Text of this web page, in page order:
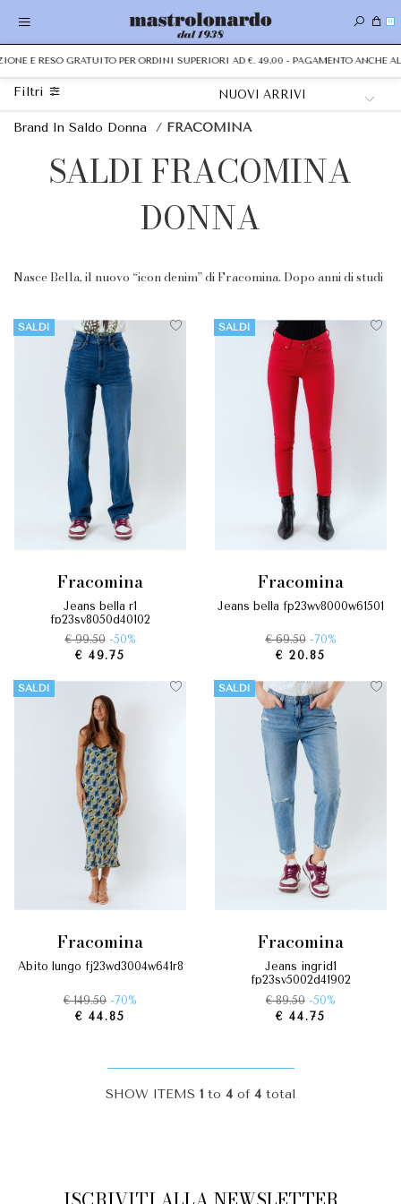
0
E RESO GRATUITO PER ORDINI SUPERIORI AD €. 49,00 - PAGAMENTO ANCHE
Filtri
Brand In Saldo Donna / FRACOMINA
SALDI FRACOMINA
DONNA
Nasce Bella, il nuovo “icon denim” di Fracomina. Dopo anni di studi
luce un prodotto che rivoluzionerà il modo di percepire il denim.
Un prodotto che va oltre il prodotto, un capo in grado di
travalicare il senso estetico e addivenire alla sua funzione d’uso con
i migliori benefit possibili.
SALDI
fracomina
jeans bella r1
fp23sv8050d40102
€ 99.50 -50%
€ 49.75
SALDI
fracomina
jeans bella fp23wv8000w61501
€ 69.50 -70%
€ 20.85
SALDI
fracomina
abito lungo fj23wd3004w641r8
€ 149.50 -70%
€ 44.85
SALDI
fracomina
jeans ingrid1
fp23sv5002d41902
€ 89.50 -50%
€ 44.75
SHOW ITEMS 1 to 4 of 4 total